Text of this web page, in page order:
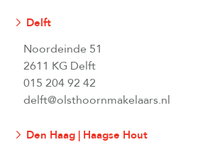
Delft
Noordeinde 51
2611 KG Delft
015 204 92 42
delft@olsthoornmakelaars.nl
Den Haag | Haagse Hout